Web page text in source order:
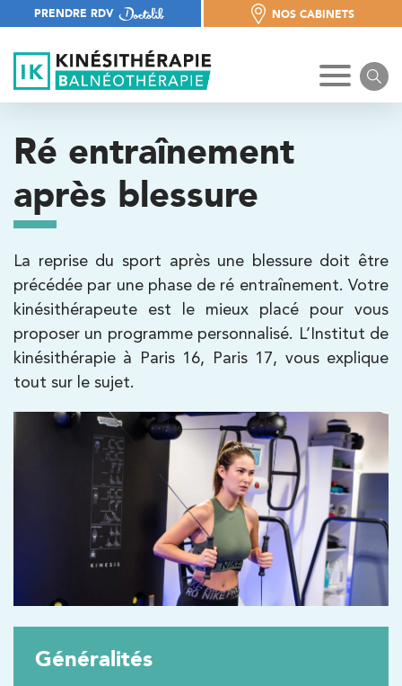
PRENDRE RDV
NOS CABINETS
NOS CABINETS
Ré entraînement
après blessure
La reprise du sport après une blessure doit être
précédée par une phase de ré entraînement. Votre
kinésithérapeute est le mieux placé pour vous
proposer un programme personnalisé. L’Institut de
kinésithérapie à Paris 16, Paris 17, vous explique
tout sur le sujet.
Généralités